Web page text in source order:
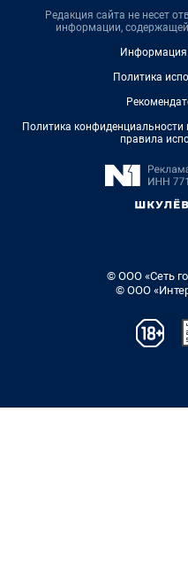
Редакция сайта не несет
информации,
Информация
Политика
Политика
правила
© ООО «Сеть
© ООО